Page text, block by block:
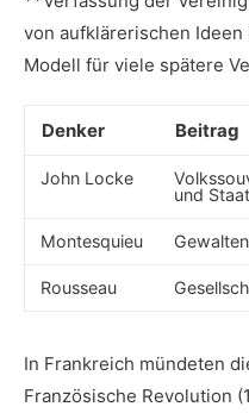
von aufklärerischen
Modell für ‌viele spätere
Denker Beitrag
John Locke
und Staat
Montesquieu
Rousseau
In Frankreich mündeten⁢
Französische ⁤Revolution